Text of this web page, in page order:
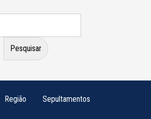
Região Sepultamentos